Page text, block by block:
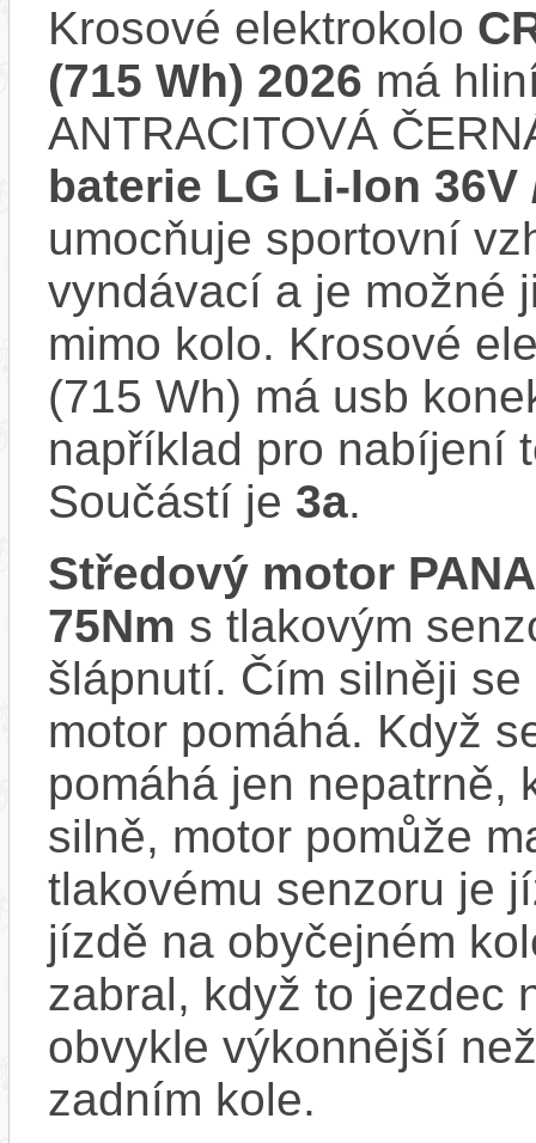
Krosové elektrokolo
(715 Wh) 2026 má
ANTRACITOVÁ
baterie LG Li-Ion 36V
umocňuje sportovní
vyndávací a je možné
mimo kolo. Krosové
(715 Wh) má usb
například pro nabíjení
Součástí je 3a.
Středový motor
75Nm s tlakovým
šlápnutí. Čím silněji
motor pomáhá. Když
pomáhá jen nepatrně,
silně, motor pomůže
tlakovému senzoru je
jízdě na obyčejném
zabral, když to jezdec
obvykle výkonnější
zadním kole.